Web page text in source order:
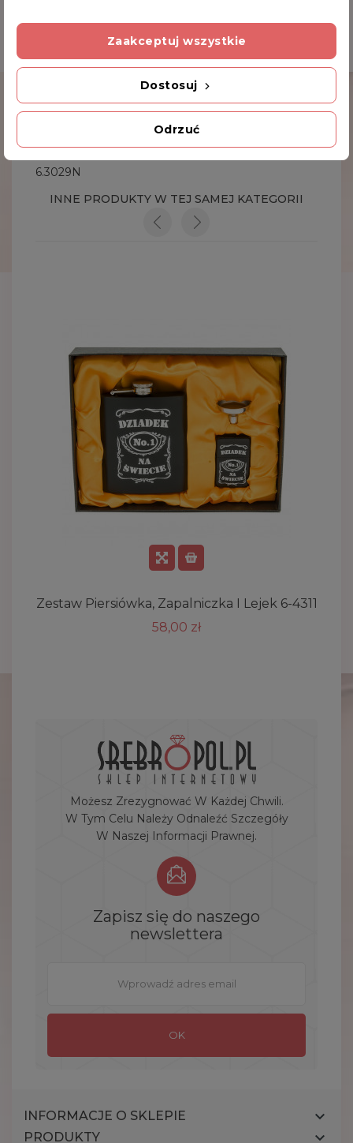
Na razie nie dodano żadnej recenzji.
Dodatkowe Informacje
6.3029N
INNE PRODUKTY W TEJ SAMEJ KATEGORII
Zestaw Piersiówka, Zapalniczka I Lejek 6-4311
58,00 zł
Możesz Zrezygnować W Każdej Chwili.
W Tym Celu Należy Odnaleźć Szczegóły
W Naszej Informacji Prawnej.
Zapisz się do naszego
newslettera
INFORMACJE O SKLEPIE 
PRODUKTY 
Odrzuć
Dostosuj
Zaakceptuj wszystkie